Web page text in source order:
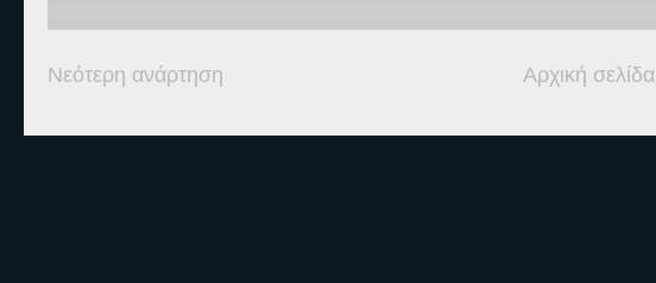
Νεότερη ανάρτηση Αρχική σελίδα